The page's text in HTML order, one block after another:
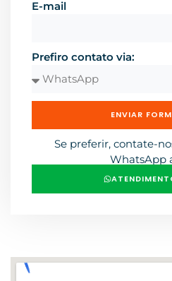
E-mail
Prefiro contato via:
ENVIAR
Se preferir, contate-
WhatsApp